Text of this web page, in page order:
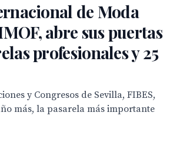
de Moda
abre sus puertas
profesionales y 25
y Congresos de Sevilla, FIBES,
más, la pasarela más importante